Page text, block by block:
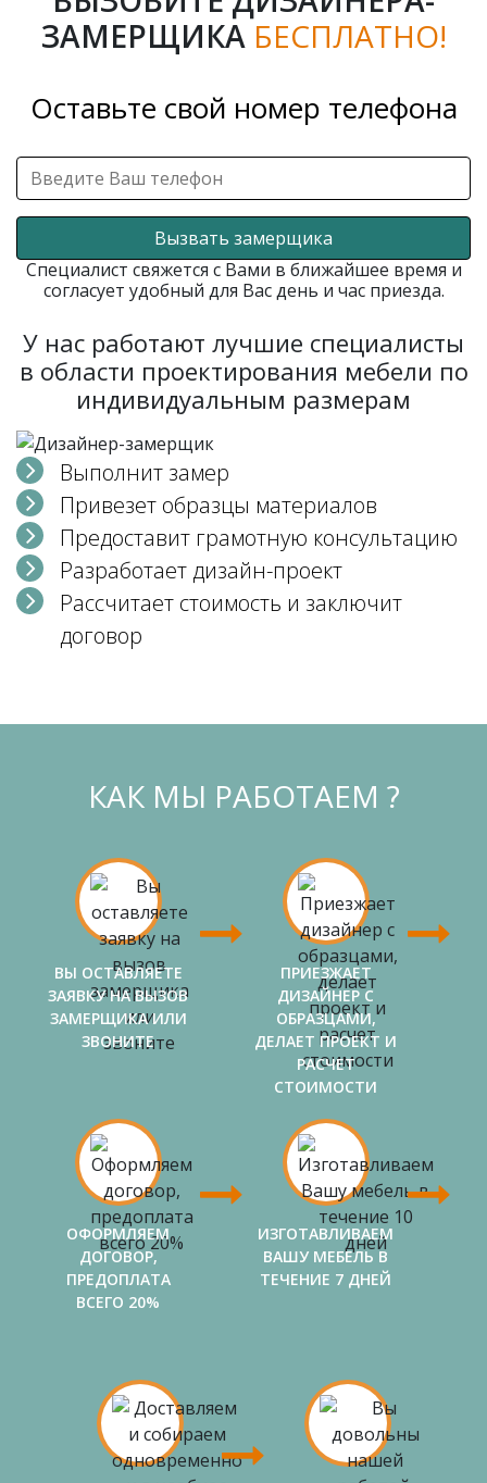
ЗАМЕРЩИКА БЕСПЛАТНО!
Оставьте свой номер телефона
Вызвать замерщика
Специалист свяжется с Вами в ближайшее время и
согласует удобный для Вас день и час приезда.
У нас работают лучшие специалисты
в области проектирования мебели по
индивидуальным размерам
Выполнит замер
Привезет образцы материалов
Предоставит грамотную консультацию
Разработает дизайн-проект
Рассчитает стоимость и заключит
договор
КАК МЫ РАБОТАЕМ ?
ВЫ ОСТАВЛЯЕТЕ
ЗАЯВКУ НА ВЫЗОВ
ЗАМЕРЩИКА ИЛИ
ЗВОНИТЕ
ПРИЕЗЖАЕТ
ДИЗАЙНЕР С
ОБРАЗЦАМИ,
ДЕЛАЕТ ПРОЕКТ И
РАСЧЕТ
СТОИМОСТИ
ОФОРМЛЯЕМ
ДОГОВОР,
ПРЕДОПЛАТА
ВСЕГО 20%
ИЗГОТАВЛИВАЕМ
ВАШУ МЕБЕЛЬ В
ТЕЧЕНИЕ 7 ДНЕЙ